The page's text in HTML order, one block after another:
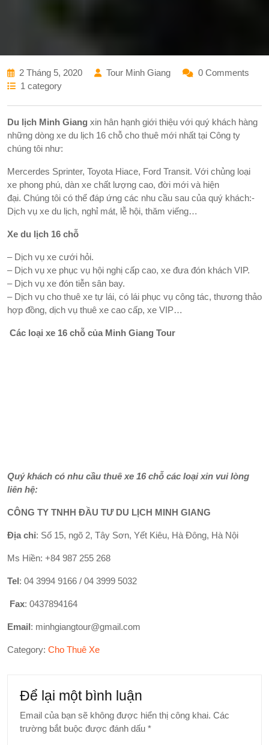
2 Tháng 5, 2020 Tour Minh Giang
0 Comments
1 category
Du lịch Minh Giang xin hân hạnh giới thiệu với quý khách hàng
những dòng xe du lịch 16 chỗ cho thuê mới nhất tại Công ty
chúng tôi như:
Mercerdes Sprinter, Toyota Hiace, Ford Transit. Với chủng loại
xe phong phú, dàn xe chất lượng cao, đời mới và hiện
đại. Chúng tôi có thể đáp ứng các nhu cầu sau của quý khách:-
Dịch vụ xe du lịch, nghỉ mát, lễ hội, thăm viếng…
Xe du lịch 16 chỗ
– Dịch vụ xe cưới hỏi.
– Dịch vụ xe phục vụ hội nghị cấp cao, xe đưa đón khách VIP.
– Dịch vụ xe đón tiễn sân bay.
– Dịch vụ cho thuê xe tự lái, có lái phục vụ công tác, thương thảo
hợp đồng, dịch vụ thuê xe cao cấp, xe VIP…
Các loại xe 16 chỗ của Minh Giang Tour
Quý khách có nhu cầu thuê xe 16 chỗ các loại xin vui lòng
liên hệ:
CÔNG TY TNHH ĐẦU TƯ DU LỊCH MINH GIANG
Địa chỉ: Số 15, ngõ 2, Tây Sơn, Yết Kiêu, Hà Đông, Hà Nội
Ms Hiền: +84 987 255 268
Tel: 04 3994 9166 / 04 3999 5032
Fax: 0437894164
Email: minhgiangtour@gmail.com
Category: Cho Thuê Xe
Để lại một bình luận
Email của bạn sẽ không được hiển thị công khai. Các
trường bắt buộc được đánh dấu *